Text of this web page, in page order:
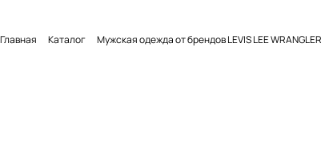
Главная Каталог Мужская одежда от брендов LEVIS LEE WRANGLER